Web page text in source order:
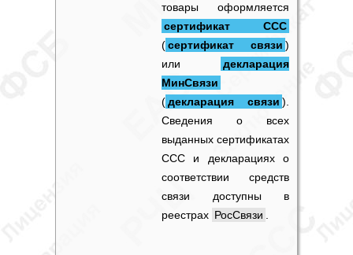
товары оформляется
сертификат ССС
(сертификат связи )
или
декларация
МинСвязи
(декларация связи ).
Сведения о всех
выданных сертификатах
ССС и декларациях о
соответствии средств
связи доступны в
реестрах РосСвязи